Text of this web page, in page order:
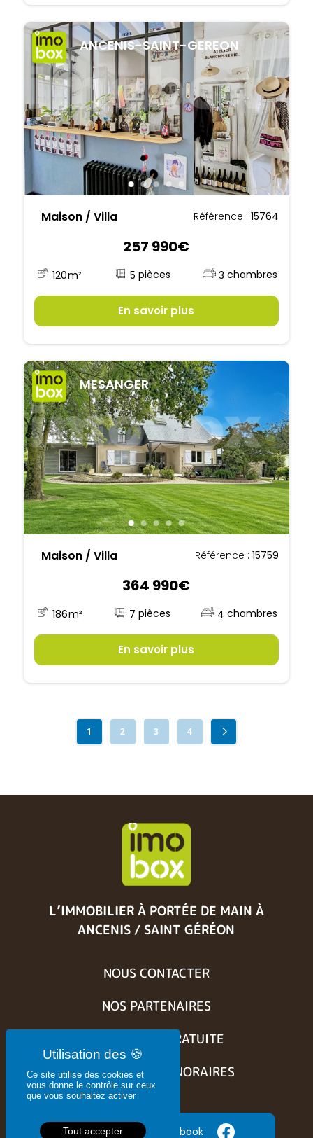
ANCENIS-SAINT-GEREON
Maison / Villa Référence :15764
257 990€
120m² 5 3
En savoir plus
MESANGER
Maison / Villa Référence :15759
364 990€
186m² 7 4
En savoir plus
1 2 3 4
L’IMMOBILIER À PORTÉE DE MAIN À
ANCENIS / SAINT GÉRÉON
NOUS CONTACTER
NOS PARTENAIRES
ESTIMATION GRATUITE
BARÈME DES HONORAIRES
Suivez nous sur Facebook
Ce site utilise des cookies et
vous donne le contrôle sur ceux
que vous souhaitez activer
Tout accepter